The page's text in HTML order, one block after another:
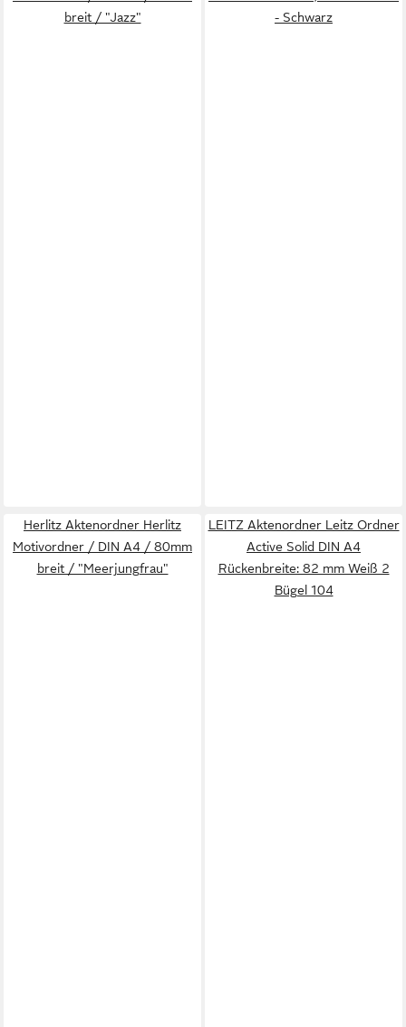
breit / "Jazz"
- Schwarz
Herlitz Aktenordner Herlitz
Motivordner / DIN A4 / 80mm
breit / "Meerjungfrau"
LEITZ Aktenordner Leitz Ordner
Active Solid DIN A4
Rückenbreite: 82 mm Weiß 2
Bügel 104